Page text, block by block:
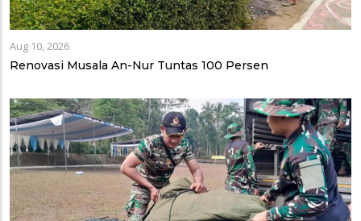
Aug 10, 2026
Renovasi Musala An-Nur Tuntas 100 Persen